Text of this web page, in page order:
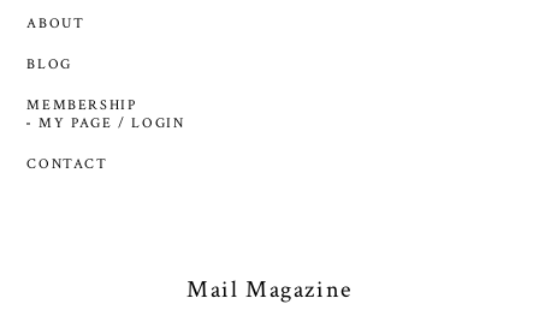
ABOUT
BLOG
MEMBERSHIP
MY PAGE / LOGIN
CONTACT
Mail Magazine